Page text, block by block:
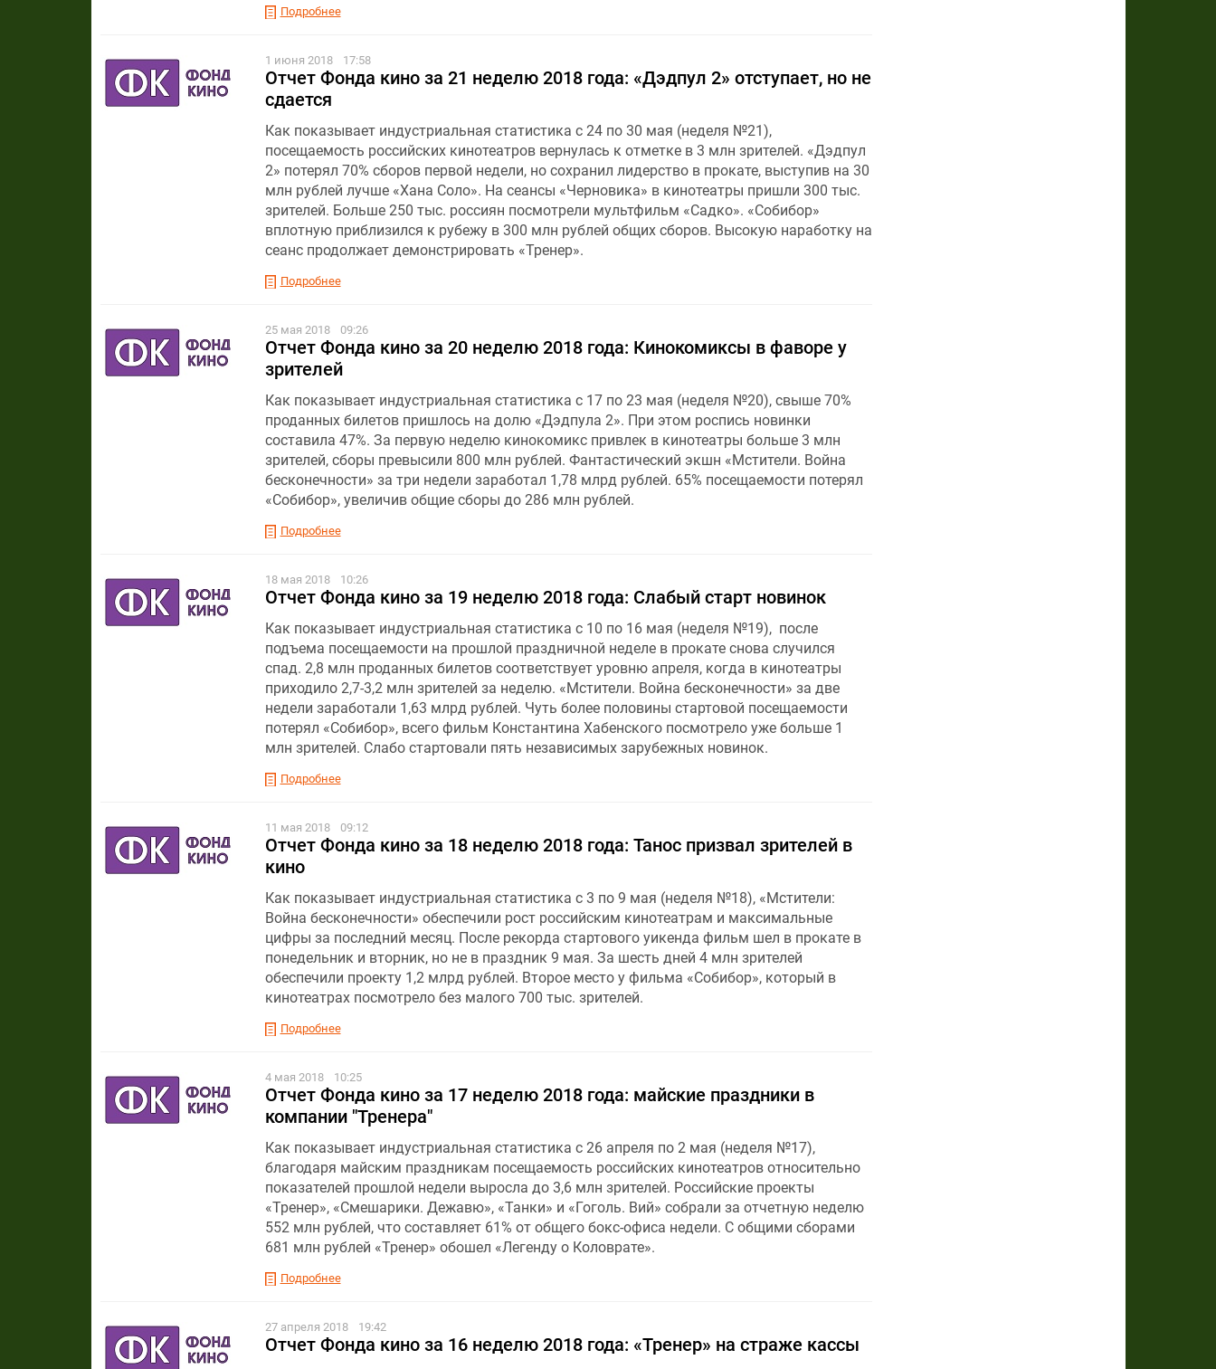
Подробнее
1 июня 2018 17:58
Отчет Фонда кино за 21 неделю 2018 года: «Дэдпул 2» отступает, но не
сдается
Как показывает индустриальная статистика с 24 по 30 мая (неделя №21),
посещаемость российских кинотеатров вернулась к отметке в 3 млн зрителей. «Дэдпул
2» потерял 70% сборов первой недели, но сохранил лидерство в прокате, выступив на 30
млн рублей лучше «Хана Соло». На сеансы «Черновика» в кинотеатры пришли 300 тыс.
зрителей. Больше 250 тыс. россиян посмотрели мультфильм «Садко». «Собибор»
вплотную приблизился к рубежу в 300 млн рублей общих сборов. Высокую наработку на
сеанс продолжает демонстрировать «Тренер».
Подробнее
25 мая 2018 09:26
Отчет Фонда кино за 20 неделю 2018 года: Кинокомиксы в фаворе у
зрителей
Как показывает индустриальная статистика с 17 по 23 мая (неделя №20), свыше 70%
проданных билетов пришлось на долю «Дэдпула 2». При этом роспись новинки
составила 47%. За первую неделю кинокомикс привлек в кинотеатры больше 3 млн
зрителей, сборы превысили 800 млн рублей. Фантастический экшн «Мстители. Война
бесконечности» за три недели заработал 1,78 млрд рублей. 65% посещаемости потерял
«Собибор», увеличив общие сборы до 286 млн рублей.
Подробнее
18 мая 2018 10:26
Отчет Фонда кино за 19 неделю 2018 года: Слабый старт новинок
Как показывает индустриальная статистика с 10 по 16 мая (неделя №19), после
подъема посещаемости на прошлой праздничной неделе в прокате снова случился
спад. 2,8 млн проданных билетов соответствует уровню апреля, когда в кинотеатры
приходило 2,7-3,2 млн зрителей за неделю. «Мстители. Война бесконечности» за две
недели заработали 1,63 млрд рублей. Чуть более половины стартовой посещаемости
потерял «Собибор», всего фильм Константина Хабенского посмотрело уже больше 1
млн зрителей. Слабо стартовали пять независимых зарубежных новинок.
Подробнее
11 мая 2018 09:12
Отчет Фонда кино за 18 неделю 2018 года: Танос призвал зрителей в
кино
Как показывает индустриальная статистика с 3 по 9 мая (неделя №18), «Мстители:
Война бесконечности» обеспечили рост российским кинотеатрам и максимальные
цифры за последний месяц. После рекорда стартового уикенда фильм шел в прокате в
понедельник и вторник, но не в праздник 9 мая. За шесть дней 4 млн зрителей
обеспечили проекту 1,2 млрд рублей. Второе место у фильма «Собибор», который в
кинотеатрах посмотрело без малого 700 тыс. зрителей.
Подробнее
4 мая 2018 10:25
Отчет Фонда кино за 17 неделю 2018 года: майские праздники в
компании "Тренера"
Как показывает индустриальная статистика с 26 апреля по 2 мая (неделя №17),
благодаря майским праздникам посещаемость российских кинотеатров относительно
показателей прошлой недели выросла до 3,6 млн зрителей. Российские проекты
«Тренер», «Смешарики. Дежавю», «Танки» и «Гоголь. Вий» собрали за отчетную неделю
552 млн рублей, что составляет 61% от общего бокс-офиса недели. С общими сборами
681 млн рублей «Тренер» обошел «Легенду о Коловрате».
Подробнее
27 апреля 2018 19:42
Отчет Фонда кино за 16 неделю 2018 года: «Тренер » на страже кассы